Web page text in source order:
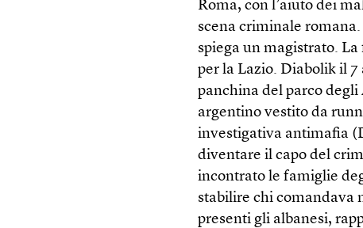
Roma, con l’aiuto dei
scena criminale
spiega un magistrato.
per la Lazio. Diabolik il 7
panchina del parco degli
argentino vestito da
investigativa antimafia
diventare il capo del
incontrato le famiglie
stabilire chi comandava
presenti gli albanesi,